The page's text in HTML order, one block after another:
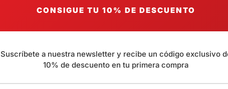
CONSIGUE TU 10% DE DESCUENTO
Suscríbete a nuestra newsletter y recibe un código exclusivo
10% de descuento en tu primera compra
Aún no hay opiniones.